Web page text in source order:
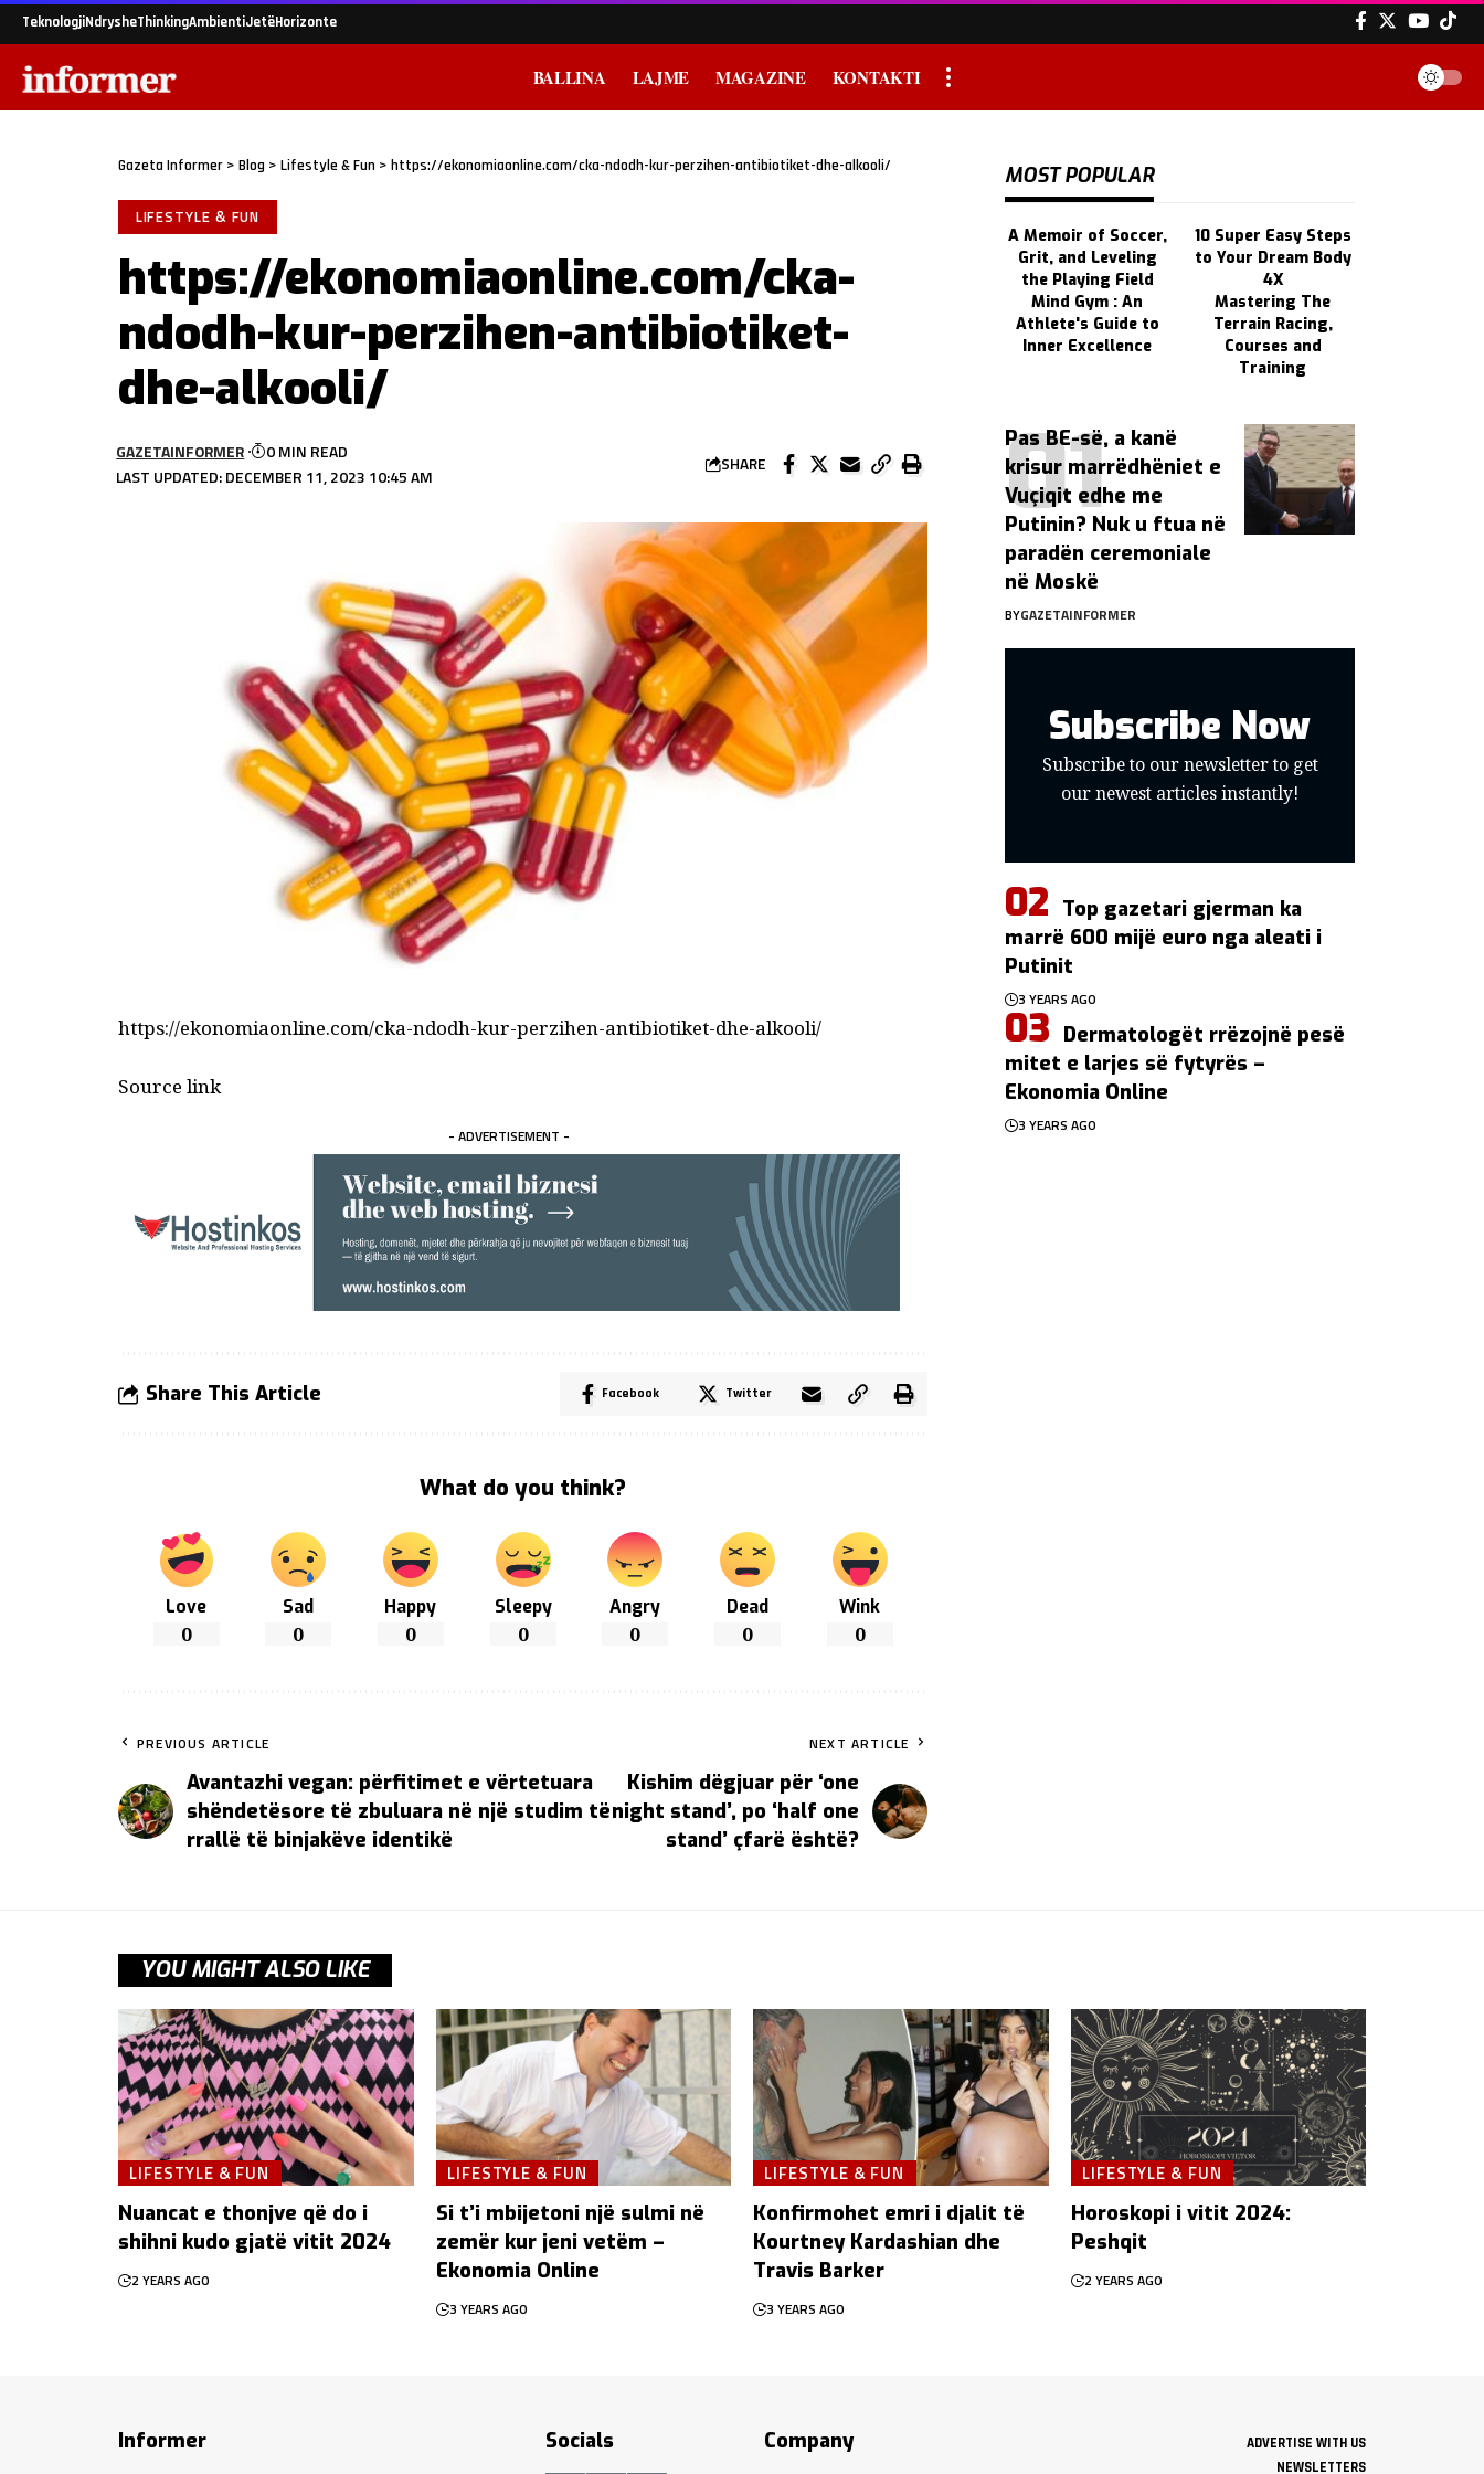
TeknologjiNdrysheThinkingAmbientiJetëHorizonte
BALLINA LAJME MAGAZINE KONTAKTI
Gazeta Informer > Blog > Lifestyle & Fun > https://ekonomiaonline.com/cka-ndodh-kur-perzihen-antibiotiket-dhe-alkooli/
LIFESTYLE & FUN
https://ekonomiaonline.com/cka-
ndodh-kur-perzihen-antibiotiket-
dhe-alkooli/
LAST UPDATED: DECEMBER 11, 2023 10:45 AM
GAZETAINFORMER 0 MIN READ
SHARE
https://ekonomiaonline.com/cka-ndodh-kur-perzihen-antibiotiket-dhe-alkooli/
Source link
- ADVERTISEMENT -
Share This Article Facebook Twitter
What do you think?
Love
0
Sad
0
Happy
0
Sleepy
0
Angry
0
Dead
0
Wink
0
PREVIOUS ARTICLE
Avantazhi vegan: përfitimet e vërtetuara
shëndetësore të zbuluara në një studim të
rrallë të binjakëve identikë
NEXT ARTICLE
Kishim dëgjuar për ‘one
night stand’, po ‘half one
stand’ çfarë është?
MOST POPULAR
A Memoir of Soccer,
Grit, and Leveling
the Playing Field
10 Super Easy Steps
to Your Dream Body
4X
Mind Gym : An
Athlete's Guide to
Inner Excellence
Mastering The
Terrain Racing,
Courses and
Training
Pas BE-së, a kanë
krisur marrëdhëniet e
Vuçiqit edhe me
Putinin? Nuk u ftua në
paradën ceremoniale
në Moskë
BYGAZETAINFORMER
Subscribe Now
Subscribe to our newsletter to get
our newest articles instantly!
Top gazetari gjerman ka
marrë 600 mijë euro nga aleati i
Putinit
3 YEARS AGO
Dermatologët rrëzojnë pesë
mitet e larjes së fytyrës –
Ekonomia Online
3 YEARS AGO
YOU MIGHT ALSO LIKE
LIFESTYLE & FUN
Nuancat e thonjve që do i
shihni kudo gjatë vitit 2024
2 YEARS AGO
LIFESTYLE & FUN
Si t’i mbijetoni një sulmi në
zemër kur jeni vetëm –
Ekonomia Online
3 YEARS AGO
LIFESTYLE & FUN
Konfirmohet emri i djalit të
Kourtney Kardashian dhe
Travis Barker
3 YEARS AGO
LIFESTYLE & FUN
Horoskopi i vitit 2024:
Peshqit
2 YEARS AGO
Informer Socials Company
ADVERTISE WITH US
NEWSLETTERS